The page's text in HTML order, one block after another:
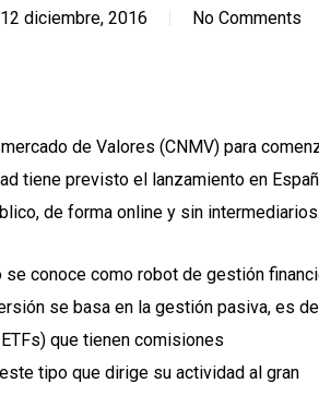
12 diciembre, 2016 No Comments
de Valores (CNMV) para
tiene previsto el lanzamiento en
de forma online y sin intermediarios.
conoce como robot de gestión
se basa en la gestión pasiva, es
que tienen comisiones
tipo que dirige su actividad al gran